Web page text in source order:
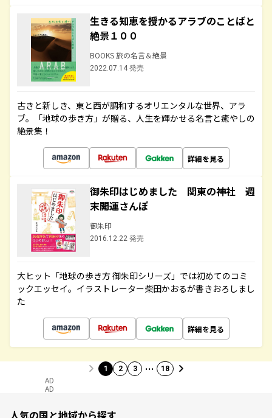
生きる知恵を授かるアラブのことばと
絶景１００
BOOKS 旅の名言＆絶景
2022.07.14 発売
古きと新しき、東と西が調和するオリエンタルな世界、アラ
ブ。「地球の歩き方」が贈る、人生を輝かせる名言と癒やしの
絶景集！
詳細を見る
御朱印はじめました 関東の神社 週
末開運さんぽ
御朱印
2016.12.22 発売
大ヒット「地球の歩き方 御朱印シリーズ」では初めてのコミ
ックエッセイ。イラストレーター柴田かおるが書きおろしまし
た
詳細を見る
1 2 3 … 18
AD
AD
人気の国と地域から探す